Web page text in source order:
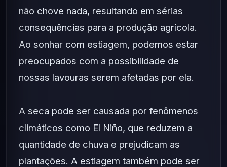
não chove nada, resultando em sérias
consequências para a produção agrícola.
Ao sonhar com estiagem, podemos estar
preocupados com a possibilidade de
nossas lavouras serem afetadas por ela.
A seca pode ser causada por fenômenos
climáticos como El Niño, que reduzem a
quantidade de chuva e prejudicam as
plantações. A estiagem também pode ser